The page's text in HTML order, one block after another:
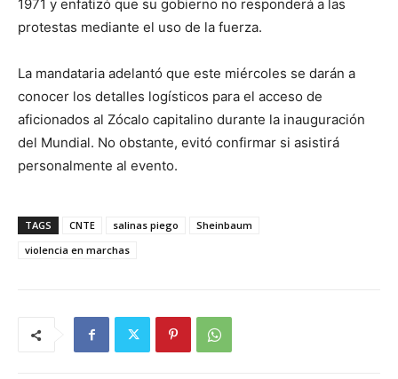
1971 y enfatizó que su gobierno no responderá a las
protestas mediante el uso de la fuerza.
La mandataria adelantó que este miércoles se darán a
conocer los detalles logísticos para el acceso de
aficionados al Zócalo capitalino durante la inauguración
del Mundial. No obstante, evitó confirmar si asistirá
personalmente al evento.
TAGS CNTE salinas piego
Sheinbaum
violencia en marchas